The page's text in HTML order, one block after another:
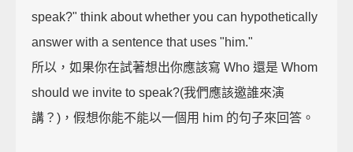
speak?" think about whether you can hypothetically
answer with a sentence that uses "him."
所以，如果你在試著想出你應該寫 Who 還是 Whom
should we invite to speak?(我們應該邀誰來演
講？)，假想你能不能以一個用 him 的句子來回答。